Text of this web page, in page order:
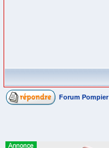
Forum Pompier